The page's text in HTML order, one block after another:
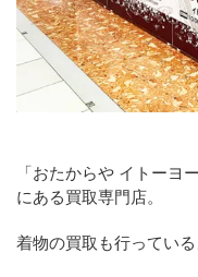
「おたからや イトーヨ
にある買取専門店。
着物の買取も行っている